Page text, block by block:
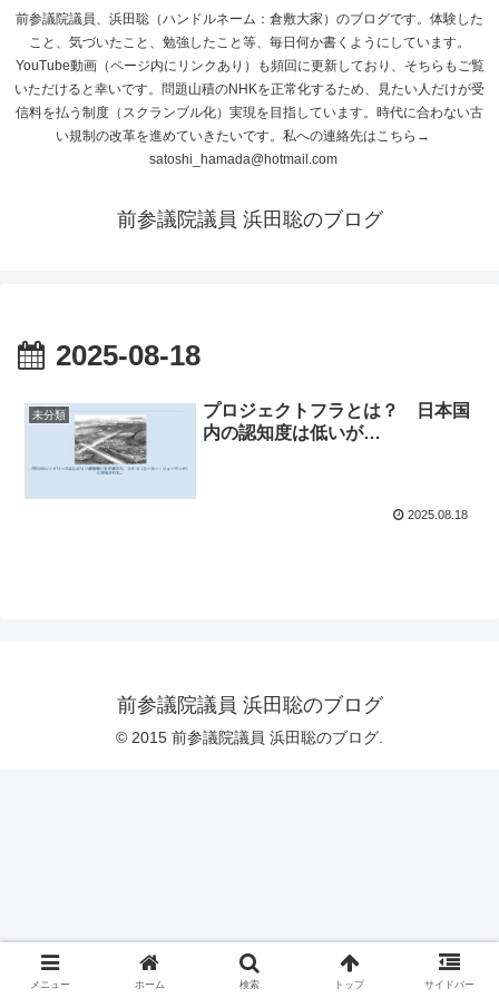
前参議院議員、浜田聡（ハンドルネーム：倉敷大家）のブログです。体験した
こと、気づいたこと、勉強したこと等、毎日何か書くようにしています。
YouTube動画（ページ内にリンクあり）も頻回に更新しており、そちらもご覧
いただけると幸いです。問題山積のNHKを正常化するため、見たい人だけが受
信料を払う制度（スクランブル化）実現を目指しています。時代に合わない古
い規制の改革を進めていきたいです。私への連絡先はこちら→
satoshi_hamada@hotmail.com
前参議院議員 浜田聡のブログ
2025-08-18
未分類
プロジェクトフラとは？ 日本国
内の認知度は低いが…
2025.08.18
前参議院議員 浜田聡のブログ
© 2015 前参議院議員 浜田聡のブログ.
メニュー ホーム 検索 トップ サイドバー